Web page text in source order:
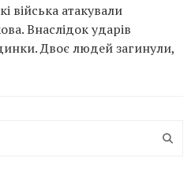
війська атакували
Внаслідок ударів
Двоє людей загинули,